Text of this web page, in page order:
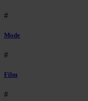
#
Mode
#
Film
#